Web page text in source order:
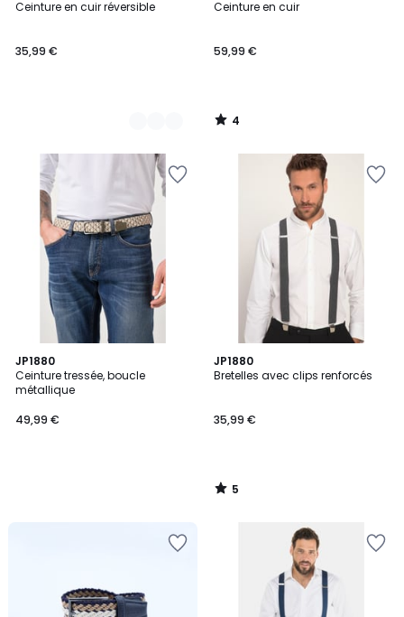
Ceinture en cuir réversible
35,99 €
Couleurs
Ceinture en cuir
59,99 €
/
4
/
JP1880
Ceinture tressée, boucle
métallique
49,99 €
JP1880
Bretelles avec clips renforcés
35,99 €
5
/
5
/